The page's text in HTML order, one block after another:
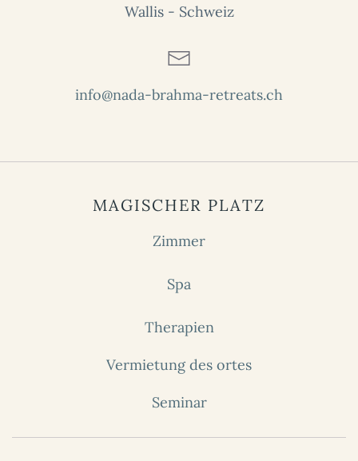
Wallis - Schweiz
info@nada-brahma-retreats.ch
MAGISCHER PLATZ
Zimmer
Spa
Therapien
Vermietung des ortes
Seminar